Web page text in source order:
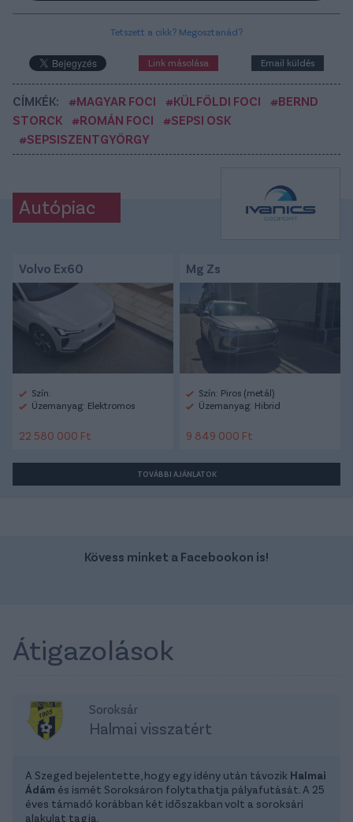
Tetszett a cikk? Megosztanád?
Link másolása Email küldés
CÍMKÉK: #MAGYAR FOCI #KÜLFÖLDI FOCI
#BERND
STORCK
#ROMÁN FOCI
#SEPSI OSK
#SEPSISZENTGYÖRGY
Autópiac
Volvo Ex60
Szín:
Üzemanyag: Elektromos
22 580 000 Ft
Mg Zs
Szín: Piros (metál)
Üzemanyag: Hibrid
9 849 000 Ft
TOVÁBBI AJÁNLATOK
Kövess minket a Facebookon is!
Átigazolások
Soroksár
Halmai visszatért
A Szeged bejelentette, hogy egy idény után távozik Halmai
Ádám és ismét Soroksáron folytathatja pályafutását. A 25
éves támadó korábban két időszakban volt a soroksári
alakulat tagja.